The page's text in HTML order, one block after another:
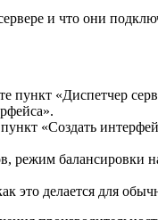
и что они
пункт «Диспетчер
«Создать
режим балансировки
это делается для